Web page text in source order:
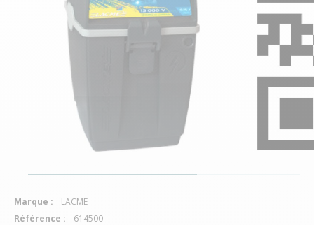
Marque :
LACME
Référence :
614500